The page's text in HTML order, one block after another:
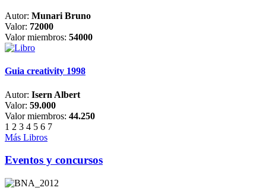
Autor: Munari Bruno
Valor: 72000
Valor miembros: 54000
Guia creativity 1998
Autor: Isern Albert
Valor: 59.000
Valor miembros: 44.250
1 2 3 4 5 6 7
Más Libros
Eventos y concursos